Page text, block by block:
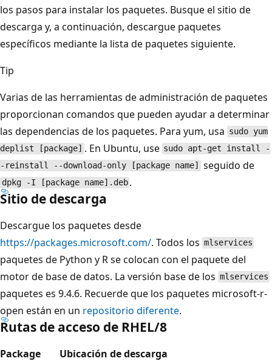
los pasos para instalar los paquetes. Busque el sitio de
descarga y, a continuación, descargue paquetes
específicos mediante la lista de paquetes siguiente.
Tip
Varias de las herramientas de administración de paquetes
proporcionan comandos que pueden ayudar a determinar
las dependencias de los paquetes. Para yum, usa sudo yum
deplist [package] . En Ubuntu, use sudo apt-get install -
-reinstall --download-only [package name]
seguido de
dpkg -I [package name].deb .
Sitio de descarga
Descargue los paquetes desde
https://packages.microsoft.com/. Todos los mlservices
paquetes de Python y R se colocan con el paquete del
motor de base de datos. La versión base de los mlservices
paquetes es 9.4.6. Recuerde que los paquetes microsoft-r-
open están en un repositorio diferente.
Rutas de acceso de RHEL/8
Package Ubicación de descarga